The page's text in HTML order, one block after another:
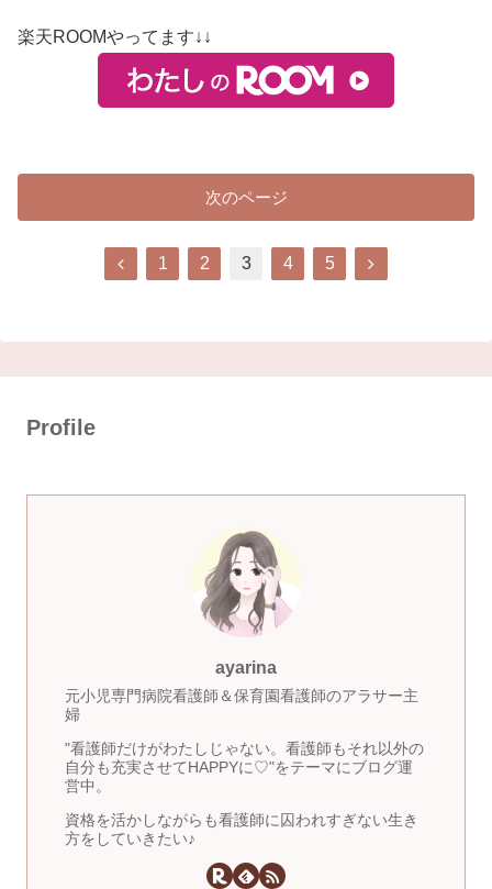
楽天ROOMやってます↓↓
次のページ
前
1 2 3 4 5
次
Profile
ayarina
元小児専門病院看護師＆保育園看護師のアラサー主
婦
"看護師だけがわたしじゃない。看護師もそれ以外の
自分も充実させてHAPPYに♡"をテーマにブログ運
営中。
資格を活かしながらも看護師に囚われすぎない生き
方をしていきたい♪